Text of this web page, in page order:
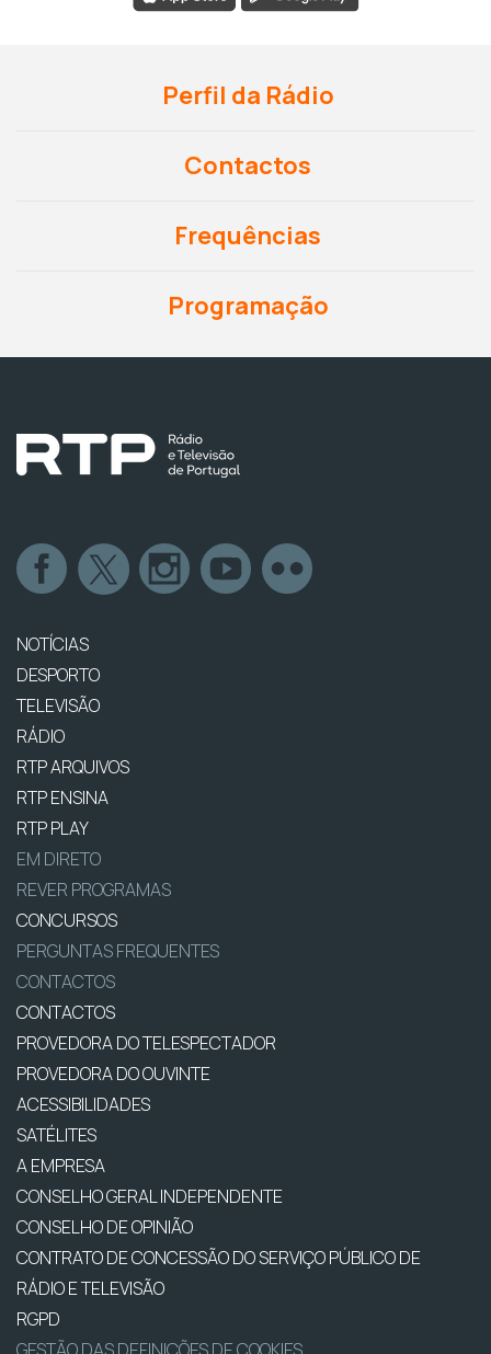
Perfil da Rádio
Contactos
Frequências
Programação
NOTÍCIAS
DESPORTO
TELEVISÃO
RÁDIO
RTP ARQUIVOS
RTP ENSINA
RTP PLAY
EM DIRETO
REVER PROGRAMAS
CONCURSOS
PERGUNTAS FREQUENTES
CONTACTOS
CONTACTOS
PROVEDORA DO TELESPECTADOR
PROVEDORA DO OUVINTE
ACESSIBILIDADES
SATÉLITES
A EMPRESA
CONSELHO GERAL INDEPENDENTE
CONSELHO DE OPINIÃO
CONTRATO DE CONCESSÃO DO SERVIÇO PÚBLICO DE
RÁDIO E TELEVISÃO
RGPD